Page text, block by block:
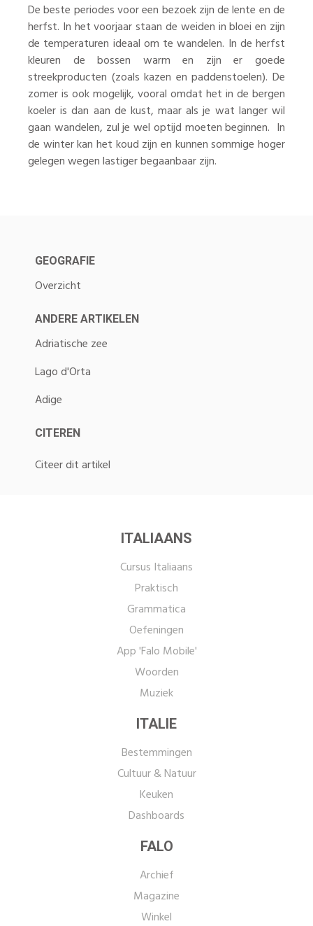
De beste periodes voor een bezoek zijn de lente en de
herfst. In het voorjaar staan de weiden in bloei en zijn
de temperaturen ideaal om te wandelen. In de herfst
kleuren de bossen warm en zijn er goede
streekproducten (zoals kazen en paddenstoelen). De
zomer is ook mogelijk, vooral omdat het in de bergen
koeler is dan aan de kust, maar als je wat langer wil
gaan wandelen, zul je wel optijd moeten beginnen. In
de winter kan het koud zijn en kunnen sommige hoger
gelegen wegen lastiger begaanbaar zijn.
GEOGRAFIE
Overzicht
ANDERE ARTIKELEN
Adriatische zee
Lago d'Orta
Adige
CITEREN
Citeer dit artikel
ITALIAANS
Cursus Italiaans
Praktisch
Grammatica
Oefeningen
App 'Falo Mobile'
Woorden
Muziek
ITALIE
Bestemmingen
Cultuur & Natuur
Keuken
Dashboards
FALO
Archief
Magazine
Winkel